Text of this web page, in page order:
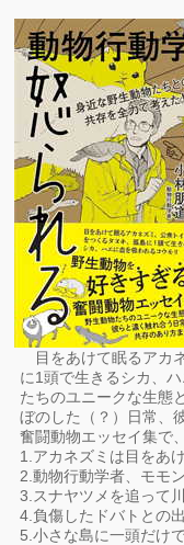
目をあけて眠るアカ
に1頭で生きるシカ、
たちのユニークな生態
ぼのした（？）日常、
奮闘動物エッセイ集で
1.アカネズミは目をあ
2.動物行動学者、モモ
3.スナヤツメを追って
4.負傷したドバトとの
5.小さな島に一頭だけ